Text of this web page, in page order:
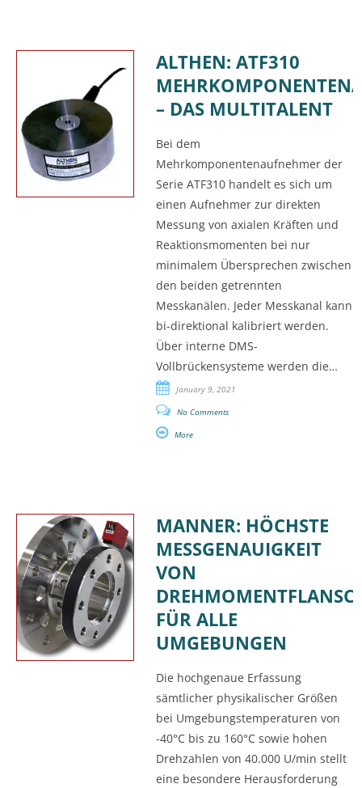
ALTHEN: ATF310
– DAS MULTITALENT
Bei dem
Mehrkomponentenaufnehmer der
Serie ATF310 handelt es sich um
einen Aufnehmer zur direkten
Messung von axialen Kräften und
Reaktionsmomenten bei nur
minimalem Übersprechen zwischen
den beiden getrennten
Messkanälen. Jeder Messkanal kann
bi-direktional kalibriert werden.
Über interne DMS-
Vollbrückensysteme werden die…
January 9, 2021
No Comments
More
MANNER: HÖCHSTE
MESSGENAUIGKEIT
VON
FÜR ALLE
UMGEBUNGEN
Die hochgenaue Erfassung
sämtlicher physikalischer Größen
bei Umgebungstemperaturen von
-40°C bis zu 160°C sowie hohen
Drehzahlen von 40.000 U/min stellt
eine besondere Herausforderung